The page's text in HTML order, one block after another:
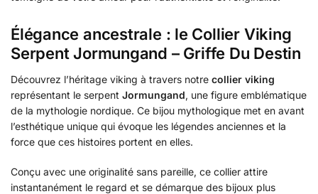
Élégance ancestrale : le Collier Viking
Serpent Jormungand – Griffe Du Destin
Découvrez l’héritage viking à travers notre collier viking
représentant le serpent Jormungand, une figure emblématique
de la mythologie nordique. Ce bijou mythologique met en avant
l’esthétique unique qui évoque les légendes anciennes et la
force que ces histoires portent en elles.
Conçu avec une originalité sans pareille, ce collier attire
instantanément le regard et se démarque des bijoux plus